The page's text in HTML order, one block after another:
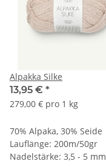
Alpakka Silke
13,95 € *
279,00 € pro 1 kg
70% Alpaka, 30% Seide
Lauflänge: 200m/50gr
Nadelstärke: 3,5 - 5 mm